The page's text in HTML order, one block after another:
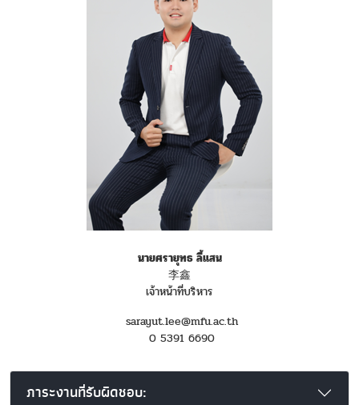
นายศรายุทธ ลี้แสน
李鑫
เจ้าหน้าที่บริหาร
sarayut.lee@mfu.ac.th
0 5391 6690
ภาระงานที่รับผิดชอบ: